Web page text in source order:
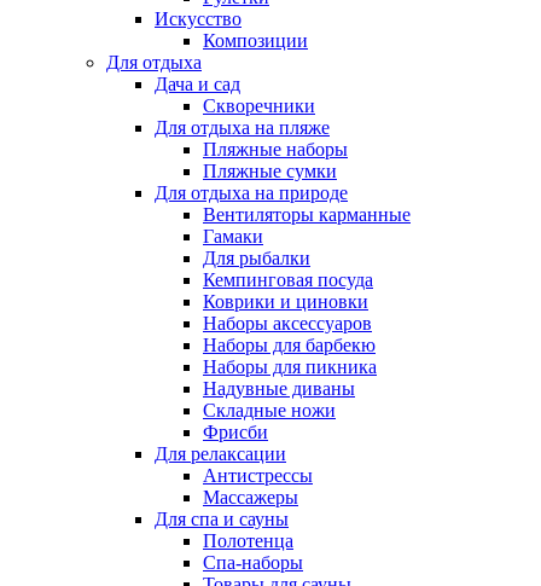
Искусство
Композиции
Для отдыха
Дача и сад
Скворечники
Для отдыха на пляже
Пляжные наборы
Пляжные сумки
Для отдыха на природе
Вентиляторы карманные
Гамаки
Для рыбалки
Кемпинговая посуда
Коврики и циновки
Наборы аксессуаров
Наборы для барбекю
Наборы для пикника
Надувные диваны
Складные ножи
Фрисби
Для релаксации
Антистрессы
Массажеры
Для спа и сауны
Полотенца
Спа-наборы